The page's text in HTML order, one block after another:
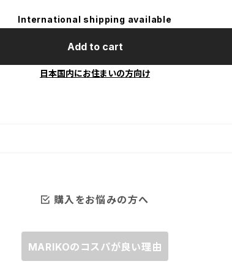
International shipping available
Add to cart
日本国内にお住まいの方向け
購入をお悩みの方へ
MARIKOのコスパが良い理由